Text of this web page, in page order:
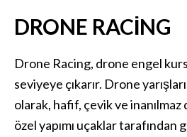
DRONE RACING
Drone Racing, drone engel
seviyeye çıkarır. Drone
olarak, hafif, çevik ve inanılmaz
özel yapımı uçaklar